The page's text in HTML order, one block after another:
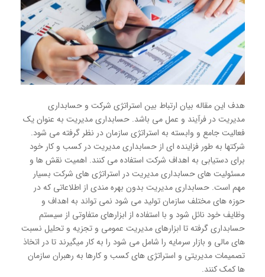
هدف این مقاله بیان ارتباط بین استراتژی شرکت و حسابداری
مدیریت در فرآیند و عمل می باشد. حسابداری مدیریت به عنوان یک
فعالیت جامع و وابسته به استراتژی سازمان در نظر گرفته می شود.
شرکتها به طور فزاینده ای از حسابداری مدیریت در كسب و كار خود
برای دستیابی به اهداف شرکت استفاده می کنند. اهمیت نقش ها و
مسئولیت های حسابداری مدیریت در استراتژی های شركت بسیار
مهم است. حسابداری مدیریت بدون بهره مندی از اطلاعاتی كه در
حوزه های مختلف سازمان تولید می شود نمی تواند به اهداف و
وظایف خود نائل شود و با استفاده از ابزارهای متفاوتی از سیستم
حسابداری گرفته تا ابزارهای مدیریت عمومی و تجزیه و تحلیل نسبت
های مالی و بازار سرمایه را شامل می شود را به كار میگیرند تا در اتخاذ
تصمیمات مدیریتی و استراتژی های كسب و كارها به رهبران سازمان
ها كمک كنند.